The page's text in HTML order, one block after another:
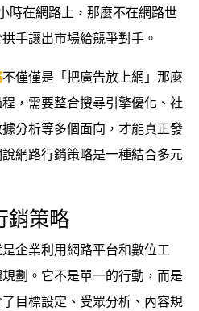
時在網路上，那麼不在網路世
手讓出市場給競爭對手。
不僅僅是「把廣告放上網」那麼
，需要整合搜尋引擎優化、社
分析等多個面向，才能真正發
網路行銷策略是一種結合多元
銷策略
企業利用網路平台和數位工
劃。它不是單一的行動，而是
目標設定、受眾分析、內容規